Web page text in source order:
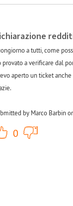
a tutti, come
provato a verificare dal
aperto un ticket
by Marco Barbin
0